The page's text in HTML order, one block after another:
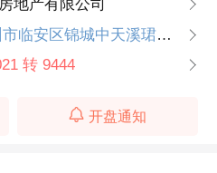
地产有限公司
锦城中天溪珺庭西（苕溪北街北）
转 9444
开盘通知